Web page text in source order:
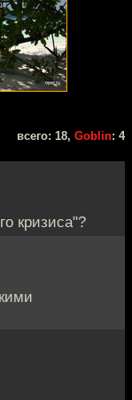
всего: 18, Goblin: 4
кризиса"?